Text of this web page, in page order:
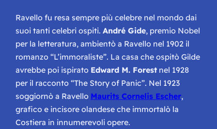
Ravello fu resa sempre più celebre nel mondo dai
suoi tanti celebri ospiti. André Gide, premio Nobel
per la letteratura, ambientò a Ravello nel 1902 il
romanzo “L’immoraliste”. La casa che ospitò Gilde
avrebbe poi ispirato Edward M. Forest nel 1928
per il racconto “The Story of Panic”. Nel 1923
soggiornò a Ravello Maurits Cornelis Escher,
grafico e incisore olandese che immortalò la
Costiera in innumerevoli opere.